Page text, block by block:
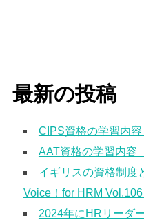
最新の投稿
CIPS資格の学習内
AAT資格の学習内容
イギリスの資格制度
Voice！for HRM
2024年にHRリーダ